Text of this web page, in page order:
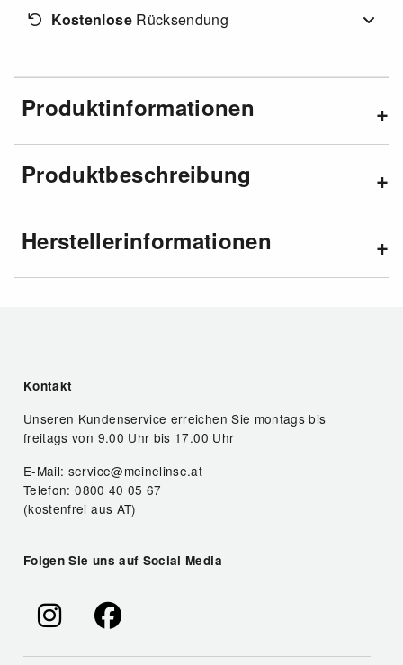
KostenloseRücksendung
Produktinformationen
Produktbeschreibung
Herstellerinformationen
Kontakt
Unseren Kundenservice erreichen Sie montags bis
freitags von 9.00 Uhr bis 17.00 Uhr
E-Mail: service@meinelinse.at
Telefon: 0800 40 05 67
(kostenfrei aus AT)
Folgen Sie uns auf Social Media